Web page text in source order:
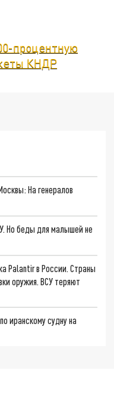
процентную
КНДР
На генералов
Но беды для малышей не
Palantir в России. Страны
оружия. ВСУ теряют
иранскому судну на